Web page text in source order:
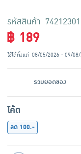
รหัสสินค้า
฿ 189
ใช้ได้ตั้งแต่ 08/05/2026 - 09/08/
รวมยอดของ
โค้ด
ลด 100.-